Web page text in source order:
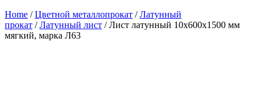
Home /Цветной металлопрокат /Латунный
прокат /Латунный лист / Лист латунный 10х600х1500 мм
мягкий, марка Л63